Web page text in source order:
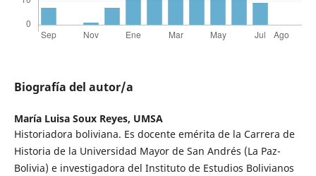
Biografía del autor/a
María Luisa Soux Reyes, UMSA
Historiadora boliviana. Es docente emérita de la Carrera de
Historia de la Universidad Mayor de San Andrés (La Paz-
Bolivia) e investigadora del Instituto de Estudios Bolivianos